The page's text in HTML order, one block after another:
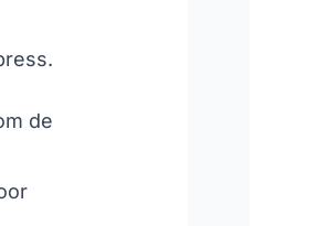
de